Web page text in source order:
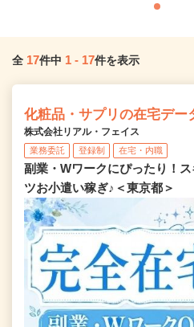
全 17件中 1 - 17件を表示
化粧品・サプリの在宅デー
株式会社リアル・フェイス
業務委託 登録制 在宅・内職
副業・Wワークにぴったり！
ツお小遣い稼ぎ♪＜東京都＞